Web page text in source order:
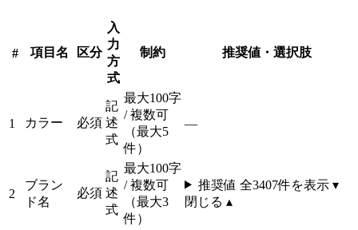
# 項目名 区分
入
力
方
式
制約 推奨値・選択肢
1 カラー 必須
記
述
式
最大100字
/ 複数可
（最大5
件）
—
2
ブラン
ド名
必須
記
述
式
最大100字
/ 複数可
（最大3
件）
推奨値 全3407件を表示 ▾
閉じる ▴